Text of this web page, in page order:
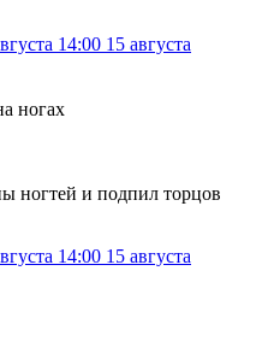
14:00 15 августа
ногах
ногтей и подпил торцов
14:00 15 августа